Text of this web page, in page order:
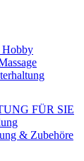
Hobby
FÜR SIE
& Zubehöre